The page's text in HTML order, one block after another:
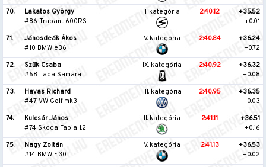
70.
Lakatos György
#86 Trabant 600RS
I. kategória 2:40.12
+35.52
+0.01
71.
Jánosdeák Ákos
#10 BMW e36
V. kategória 2:40.84
+36.24
+0.72
72.
Szűk Csaba
#68 Lada Samara
IX. kategória 2:40.92
+36.32
+0.08
73.
Havas Richard
#47 VW Golf mk3
III. kategória 2:40.95
+36.35
+0.03
74.
Kulcsár János
#74 Skoda Fabia 1.2
II. kategória 2:41.11
+36.51
+0.16
75.
Nagy Zoltán
#14 BMW E30
V. kategória 2:41.13
+36.53
+0.02